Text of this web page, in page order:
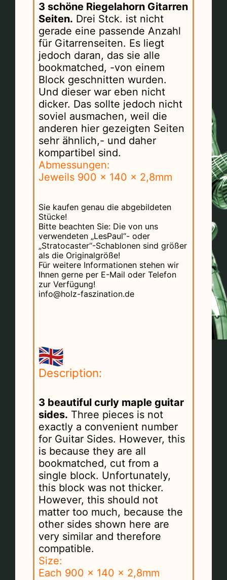
3 schöne Riegelahorn Gitarren
Seiten. Drei Stck. ist nicht
gerade eine passende Anzahl
für Gitarrenseiten. Es liegt
jedoch daran, das sie alle
bookmatched, -von einem
Block geschnitten wurden.
Und dieser war eben nicht
dicker. Das sollte jedoch nicht
soviel ausmachen, weil die
anderen hier gezeigten Seiten
sehr ähnlich,- und daher
kompartibel sind.
Abmessungen:
Jeweils 900 x 140 x 2,8mm
Sie kaufen genau die abgebildeten
Stücke!
Bitte beachten Sie: Die von uns
verwendeten „LesPaul“- oder
„Stratocaster“-Schablonen sind größer
als die Originalgröße!
Für weitere Informationen stehen wir
Ihnen gerne per E-Mail oder Telefon
zur Verfügung!
info@holz-faszination.de
Description:
3 beautiful curly maple guitar
sides. Three pieces is not
exactly a convenient number
for Guitar Sides. However, this
is because they are all
bookmatched, cut from a
single block. Unfortunately,
this block was not thicker.
However, this should not
matter too much, because the
other sides shown here are
very similar and therefore
compatible.
Size:
Each 900 x 140 x 2,8mm